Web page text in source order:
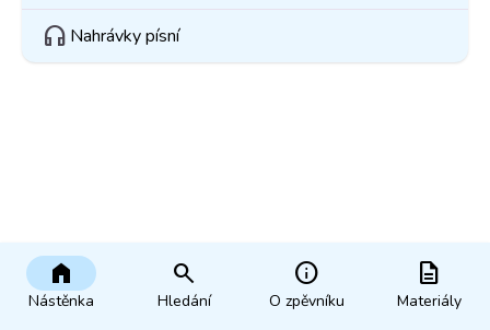
home
Nástěnka
search
Hledání
info
O zpěvníku
description
Materiály
headphones Nahrávky písní